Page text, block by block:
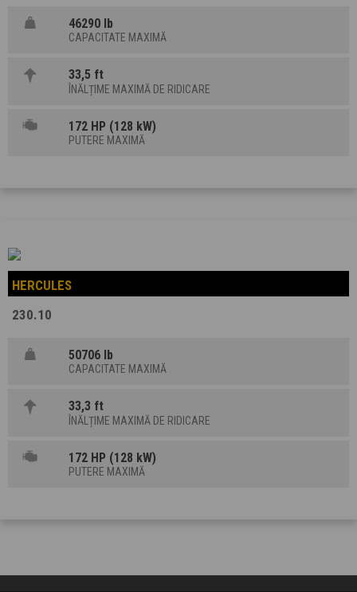
46290 lb
CAPACITATE MAXIMĂ
33,5 ft
ÎNĂLȚIME MAXIMĂ DE RIDICARE
172 HP (128 kW)
PUTERE MAXIMĂ
HERCULES
230.10
50706 lb
CAPACITATE MAXIMĂ
33,3 ft
ÎNĂLȚIME MAXIMĂ DE RIDICARE
172 HP (128 kW)
PUTERE MAXIMĂ